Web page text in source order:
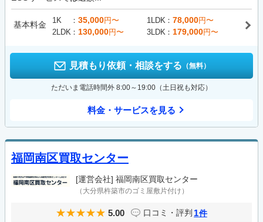
基本料金 1K 35,000円〜 1LDK 78,000円〜
2LDK
130,000円〜 3LDK 179,000円〜
見積もり依頼・相談をする （無料）
ただいま電話時間外 8:00～19:00（土日祝も対応）
料金・サービスを見る
福岡南区買取センター
[運営会社] 福岡南区買取センター
（大分県杵築市のゴミ屋敷片付け）
5.00 口コミ・評判 1件